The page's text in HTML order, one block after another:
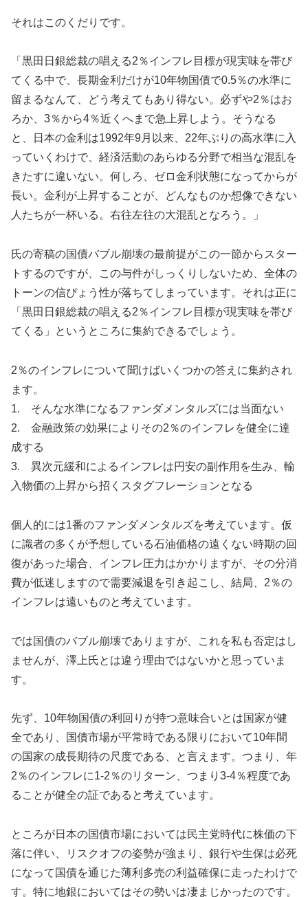
それはこのくだりです。
「黒田日銀総裁の唱える2％インフレ目標が現実味を帯び
てくる中で、長期金利だけが10年物国債で0.5％の水準に
留まるなんて、どう考えてもあり得ない。必ずや2％はお
ろか、3％から4％近くへまで急上昇しよう。そうなる
と、日本の金利は1992年9月以来、22年ぶりの高水準に入
っていくわけで、経済活動のあらゆる分野で相当な混乱を
きたすに違いない。何しろ、ゼロ金利状態になってからが
長い。金利が上昇することが、どんなものか想像できない
人たちが一杯いる。右往左往の大混乱となろう。」
氏の寄稿の国債バブル崩壊の最前提がこの一節からスター
トするのですが、この与件がしっくりしないため、全体の
トーンの信ぴょう性が落ちてしまっています。それは正に
「黒田日銀総裁の唱える2％インフレ目標が現実味を帯び
てくる」というところに集約できるでしょう。
2％のインフレについて聞けばいくつかの答えに集約され
ます。
1. そんな水準になるファンダメンタルズには当面ない
2. 金融政策の効果によりその2％のインフレを健全に達
成する
3. 異次元緩和によるインフレは円安の副作用を生み、輸
入物価の上昇から招くスタグフレーションとなる
個人的には1番のファンダメンタルズを考えています。仮
に識者の多くが予想している石油価格の遠くない時期の回
復があった場合、インフレ圧力はかかりますが、その分消
費が低迷しますので需要減退を引き起こし、結局、2％の
インフレは遠いものと考えています。
では国債のバブル崩壊でありますが、これを私も否定はし
ませんが、澤上氏とは違う理由ではないかと思っていま
す。
先ず、10年物国債の利回りが持つ意味合いとは国家が健
全であり、国債市場が平常時である限りにおいて10年間
の国家の成長期待の尺度である、と言えます。つまり、年
2％のインフレに1-2％のリターン、つまり3-4％程度であ
ることが健全の証であると考えています。
ところが日本の国債市場においては民主党時代に株価の下
落に伴い、リスクオフの姿勢が強まり、銀行や生保は必死
になって国債を通じた薄利多売の利益確保に走ったわけで
す。特に地銀においてはその勢いは凄まじかったのです。